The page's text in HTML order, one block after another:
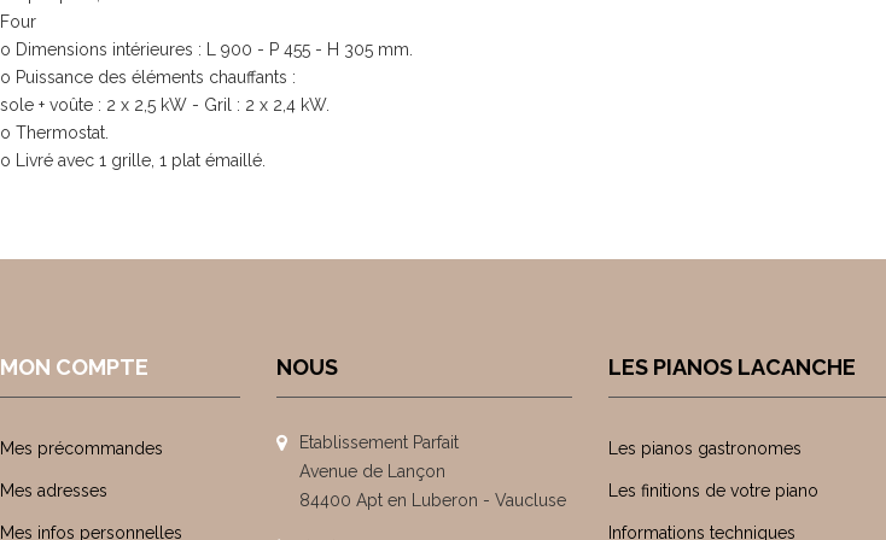
Four
o Dimensions intérieures : L 900 - P 455 - H 305 mm.
o Puissance des éléments chauffants :
sole + voûte : 2 x 2,5 kW - Gril : 2 x 2,4 kW.
o Thermostat.
o Livré avec 1 grille, 1 plat émaillé.
MON COMPTE
Mes précommandes
Mes adresses
Mes infos personnelles
NOUS
Etablissement Parfait
Avenue de Lançon
84400 Apt en Luberon - Vaucluse
LES PIANOS LACANCHE
Les pianos gastronomes
Les finitions de votre piano
Informations techniques